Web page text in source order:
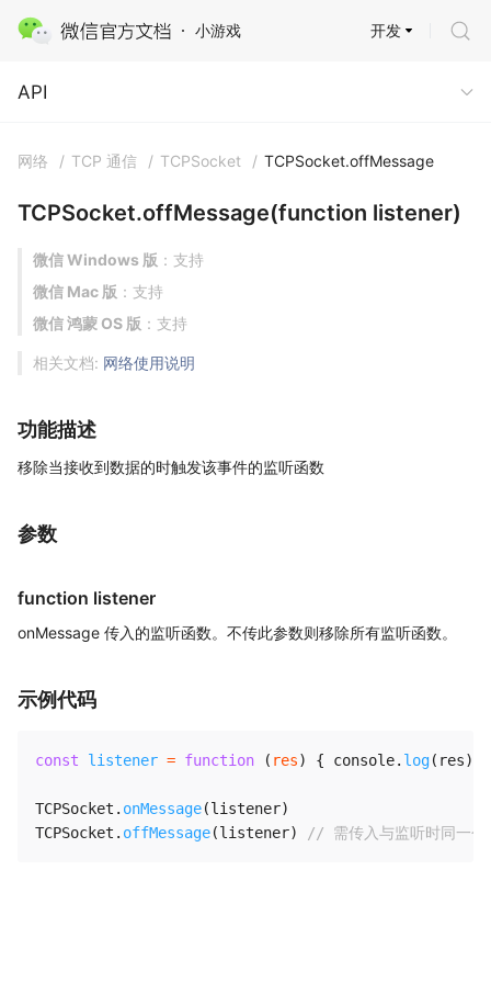
小游戏
API
开发
API
网络 / TCP 通信 / TCPSocket / TCPSocket.offMessage
TCPSocket.offMessage(function listener)
微信 Windows 版 ：支持
微信 Mac 版 ：支持
微信 鸿蒙 OS 版 ：支持
相关文档: 网络使用说明
功能描述
移除当接收到数据的时触发该事件的监听函数
参数
function listener
onMessage 传入的监听函数。不传此参数则移除所有监听函数。
示例代码
const listener = function ( res) { console. log( res)
TCPSocket . onMessage(listener)
TCPSocket . offMessage(listener) // 需传入与监听时同一个